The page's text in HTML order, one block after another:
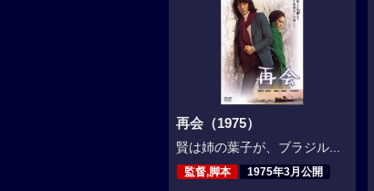
再会（1975）
賢は姉の葉子が、ブラジル...
監督,脚本 1975年3月公開